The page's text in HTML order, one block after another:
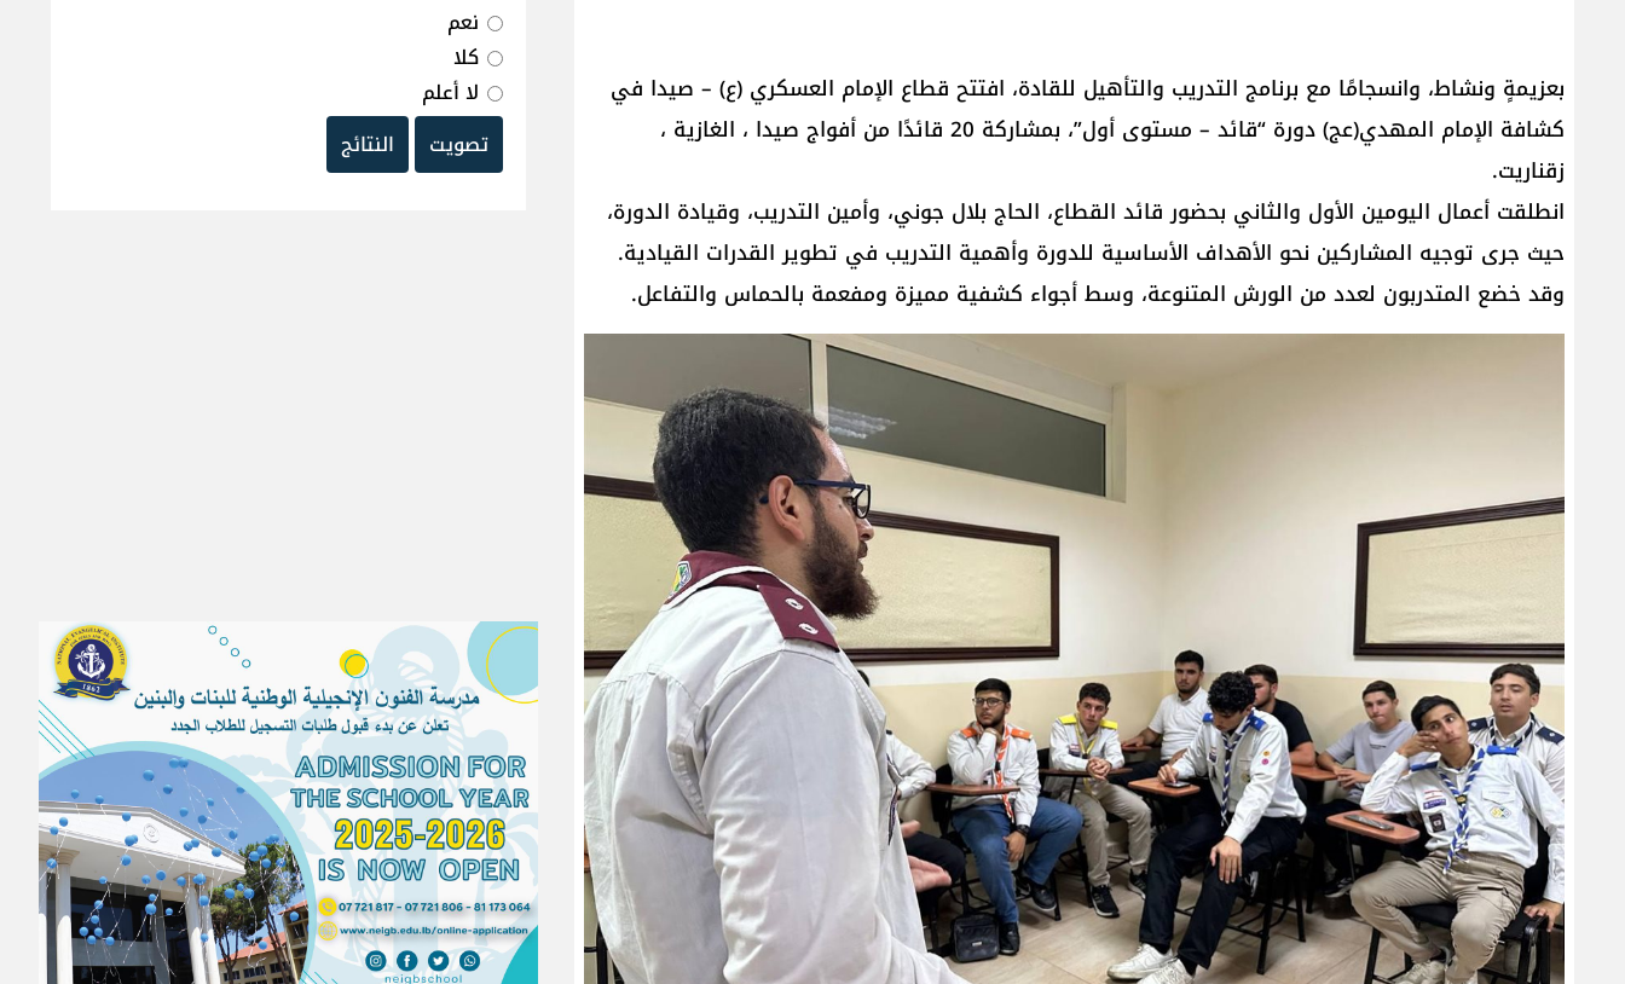
بعزيمةٍ ونشاط، وانسجامًا مع برنامج التدريب والتأهيل للقادة، افتتح قطاع الإمام العسكري (ع) – صيدا في
كشافة الإمام المهدي(عج) دورة “قائد – مستوى أول”، بمشاركة 20 قائدًا من أفواج صيدا ، الغازية ،
زقناريت.
انطلقت أعمال اليومين الأول والثاني بحضور قائد القطاع، الحاج بلال جوني، وأمين التدريب، وقيادة الدورة،
حيث جرى توجيه المشاركين نحو الأهداف الأساسية للدورة وأهمية التدريب في تطوير القدرات القيادية.
وقد خضع المتدربون لعدد من الورش المتنوعة، وسط أجواء كشفية مميزة ومفعمة بالحماس والتفاعل.
نعم
كلا
لا أعلم
تصويت
النتائج